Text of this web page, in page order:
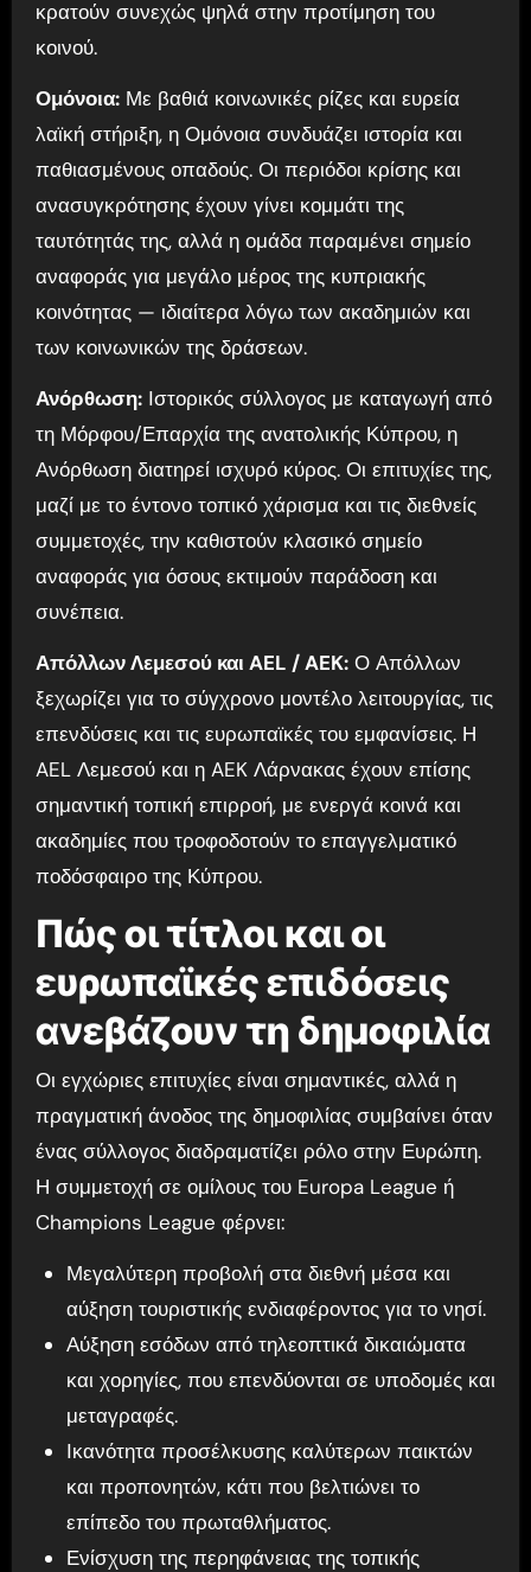
κρατούν συνεχώς ψηλά στην προτίμηση του
κοινού.
Ομόνοια:Με βαθιά κοινωνικές ρίζες και ευρεία
λαϊκή στήριξη, η Ομόνοια συνδυάζει ιστορία και
παθιασμένους οπαδούς. Οι περιόδοι κρίσης και
ανασυγκρότησης έχουν γίνει κομμάτι της
ταυτότητάς της, αλλά η ομάδα παραμένει σημείο
αναφοράς για μεγάλο μέρος της κυπριακής
κοινότητας — ιδιαίτερα λόγω των ακαδημιών και
των κοινωνικών της δράσεων.
Ανόρθωση:Ιστορικός σύλλογος με καταγωγή από
τη Μόρφου/Επαρχία της ανατολικής Κύπρου, η
Ανόρθωση διατηρεί ισχυρό κύρος. Οι επιτυχίες της,
μαζί με το έντονο τοπικό χάρισμα και τις διεθνείς
συμμετοχές, την καθιστούν κλασικό σημείο
αναφοράς για όσους εκτιμούν παράδοση και
συνέπεια.
Απόλλων Λεμεσού και AEL / AEK:Ο Απόλλων
ξεχωρίζει για το σύγχρονο μοντέλο λειτουργίας, τις
επενδύσεις και τις ευρωπαϊκές του εμφανίσεις. Η
AEL Λεμεσού και η AEK Λάρνακας έχουν επίσης
σημαντική τοπική επιρροή, με ενεργά κοινά και
ακαδημίες που τροφοδοτούν το επαγγελματικό
ποδόσφαιρο της Κύπρου.
Πώς οι τίτλοι και οι
ευρωπαϊκές επιδόσεις
ανεβάζουν τη δημοφιλία
Οι εγχώριες επιτυχίες είναι σημαντικές, αλλά η
πραγματική άνοδος της δημοφιλίας συμβαίνει όταν
ένας σύλλογος διαδραματίζει ρόλο στην Ευρώπη.
Η συμμετοχή σε ομίλους του Europa League ή
Champions League φέρνει:
Μεγαλύτερη προβολή στα διεθνή μέσα και
αύξηση τουριστικής ενδιαφέροντος για το νησί.
Αύξηση εσόδων από τηλεοπτικά δικαιώματα
και χορηγίες, που επενδύονται σε υποδομές και
μεταγραφές.
Ικανότητα προσέλκυσης καλύτερων παικτών
και προπονητών, κάτι που βελτιώνει το
επίπεδο του πρωταθλήματος.
Ενίσχυση της περηφάνειας της τοπικής